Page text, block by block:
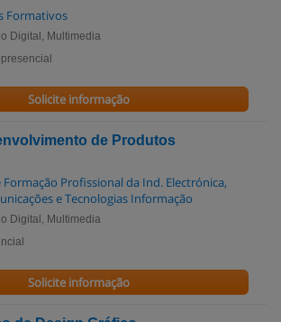
Formativos
Digital, Multimedia
Solicite informação
de Produtos
Formação Profissional da Ind. Electrónica,
e Tecnologias Informação
Digital, Multimedia
Solicite informação